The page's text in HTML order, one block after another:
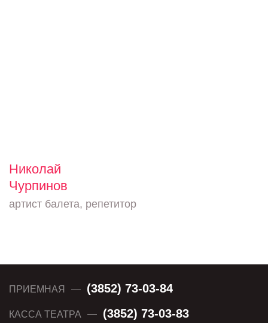
Николай
Чурпинов
артист балета, репетитор
ПРИЕМНАЯ (3852) 73-03-84
КАССА ТЕАТРА (3852) 73-03-83